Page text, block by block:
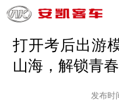
打开考后出游
山海，解锁青
发布时